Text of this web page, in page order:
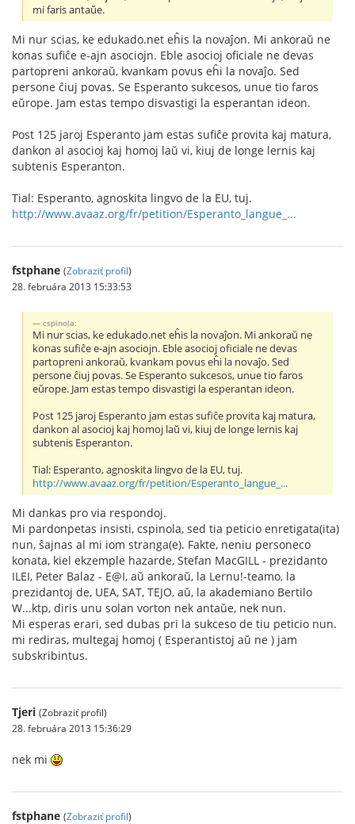
mi faris antaŭe.
Mi nur scias, ke edukado.net eĥis la novaĵon. Mi ankoraŭ ne
konas sufiĉe e-ajn asociojn. Eble asocioj oficiale ne devas
partopreni ankoraŭ, kvankam povus eĥi la novaĵo. Sed
persone ĉiuj povas. Se Esperanto sukcesos, unue tio faros
eŭrope. Jam estas tempo disvastigi la esperantan ideon.
Post 125 jaroj Esperanto jam estas sufiĉe provita kaj matura,
dankon al asocioj kaj homoj laŭ vi, kiuj de longe lernis kaj
subtenis Esperanton.
Tial: Esperanto, agnoskita lingvo de la EU, tuj.
http://www.avaaz.org/fr/petition/Esperanto_langue_...
fstphane (Zobraziť profil)
28. februára 2013 15:33:53
cspinola:
Mi nur scias, ke edukado.net eĥis la novaĵon. Mi ankoraŭ ne
konas sufiĉe e-ajn asociojn. Eble asocioj oficiale ne devas
partopreni ankoraŭ, kvankam povus eĥi la novaĵo. Sed
persone ĉiuj povas. Se Esperanto sukcesos, unue tio faros
eŭrope. Jam estas tempo disvastigi la esperantan ideon.
Post 125 jaroj Esperanto jam estas sufiĉe provita kaj matura,
dankon al asocioj kaj homoj laŭ vi, kiuj de longe lernis kaj
subtenis Esperanton.
Tial: Esperanto, agnoskita lingvo de la EU, tuj.
http://www.avaaz.org/fr/petition/Esperanto_langue_...
Mi dankas pro via respondoj.
Mi pardonpetas insisti, cspinola, sed tia peticio enretigata(ita)
nun, ŝajnas al mi iom stranga(e). Fakte, neniu personeco
konata, kiel ekzemple hazarde, Stefan MacGILL - prezidanto
ILEI, Peter Balaz - E@I, aŭ ankoraŭ, la Lernu!-teamo, la
prezidantoj de, UEA, SAT, TEJO, aŭ, la akademiano Bertilo
W...ktp, diris unu solan vorton nek antaŭe, nek nun.
Mi esperas erari, sed dubas pri la sukceso de tiu peticio nun.
mi rediras, multegaj homoj ( Esperantistoj aŭ ne ) jam
subskribintus.
Tjeri (Zobraziť profil)
28. februára 2013 15:36:29
nek mi
fstphane (Zobraziť profil)